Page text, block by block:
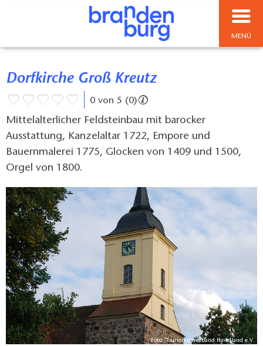
MENÜ
Dorfkirche Groß Kreutz
0 von 5 (0)
Mittelalterlicher Feldsteinbau mit barocker
Ausstattung, Kanzelaltar 1722, Empore und
Bauernmalerei 1775, Glocken von 1409 und 1500,
Orgel von 1800.
Foto: Tourismusverband Havelland e.V.